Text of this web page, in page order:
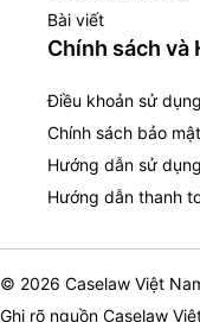
Bài viết
Chính sách và
Điều khoản sử dụng
Chính sách bảo mật
Hướng dẫn sử dụng
Hướng dẫn thanh
© 2026 Caselaw Việt
Ghi rõ nguồn Caselaw